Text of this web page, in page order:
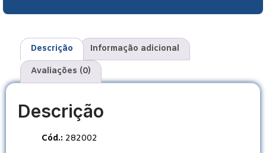
Descrição Informação adicional
Avaliações (0)
Descrição
Cód.: 282002